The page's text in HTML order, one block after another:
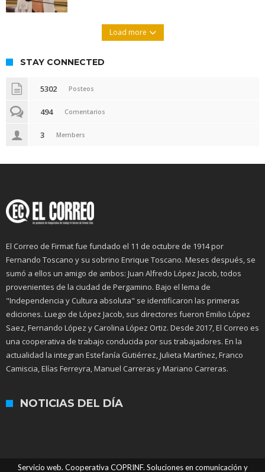
Load more
STAY CONNECTED
5302 Posteos
494 Comentarios
3 Members
El Correo de Firmat fue fundado el 11 de octubre de 1914 por
Fernando Toscano y su sobrino Enrique Toscano. Meses después, se
sumó a ellos un amigo de ambos: Juan Alfredo López Jacob, todos
provenientes de la ciudad de Pergamino. Bajo el lema de
"Independencia y Cultura absoluta" se identificaron las primeras
ediciones. Luego de López Jacob, sus directores fueron Emilio López
Saez, Fernando López y Carolina López Ortiz. Desde 2017, El Correo es
una cooperativa de trabajo conducida por sus trabajadores. En la
actualidad la integran Estefanía Gutiérrez, Julieta Martínez, Franco
Camiscia, Elías Ferreyra, Manuel Carreras y Mariano Carreras.
NOTICIAS DEL DÍA
Servicio web. Cooperativa COPRINF. Soluciones en comunicación y